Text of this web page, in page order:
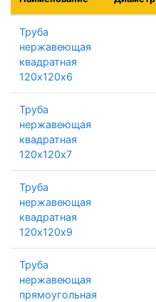
Труба
нержавеющая
квадратная
120х120х6
Труба
нержавеющая
квадратная
120х120х7
Труба
нержавеющая
квадратная
120х120х9
Труба
нержавеющая
прямоугольная